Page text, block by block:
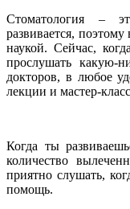
Стоматология –
развивается,
наукой. Сейчас,
прослушать какую-
докторов, в любое
лекции и мастер-
Когда ты
количество
приятно слушать,
помощь.